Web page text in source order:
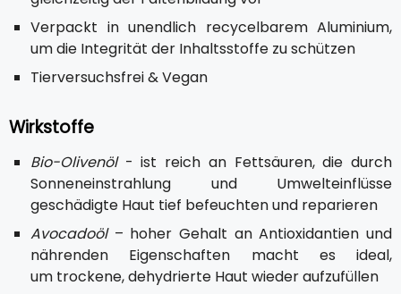
Verpackt in unendlich recycelbarem Aluminium,
um die Integrität der Inhaltsstoffe zu schützen
Tierversuchsfrei & Vegan
Wirkstoffe
Bio-Olivenöl- ist reich an Fettsäuren, die durch
Sonneneinstrahlung und Umwelteinflüsse
geschädigte Haut tief befeuchten und reparieren
Avocadoöl– hoher Gehalt an Antioxidantien und
nährenden Eigenschaften macht es ideal,
um trockene, dehydrierte Haut wieder aufzufüllen